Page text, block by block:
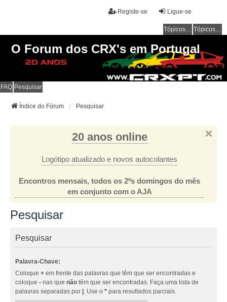
Ligue-se
Registe-se
Tópicos sem resposta Tópicos ativos
O Forum dos CRX's em Portugal
FAQ Pesquisar
Índice do Fórum Pesquisar
20 anos online
Logótipo atualizado e novos autocolantes
Encontros mensais, todos os 2ºs domingos do mês
em conjunto com o AJA
Pesquisar
Pesquisar
Palavra-Chave:
Coloque + em frente das palavras que têm que ser encontradas e
coloque - nas que não têm que ser encontradas. Faça uma lista de
palavras separadas por |. Use o * para resultados parciais.